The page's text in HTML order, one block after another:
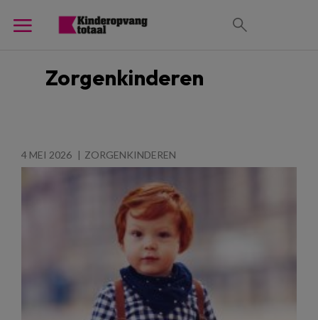
Zorgenkinderen
4 MEI 2026 ZORGENKINDEREN